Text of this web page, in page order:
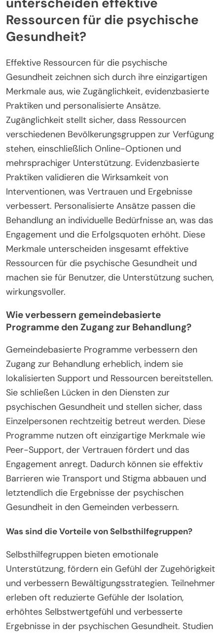
Ressourcen für die psychische
Gesundheit?
Effektive Ressourcen für die psychische
Gesundheit zeichnen sich durch ihre einzigartigen
Merkmale aus, wie Zugänglichkeit, evidenzbasierte
Praktiken und personalisierte Ansätze.
Zugänglichkeit stellt sicher, dass Ressourcen
verschiedenen Bevölkerungsgruppen zur Verfügung
stehen, einschließlich Online-Optionen und
mehrsprachiger Unterstützung. Evidenzbasierte
Praktiken validieren die Wirksamkeit von
Interventionen, was Vertrauen und Ergebnisse
verbessert. Personalisierte Ansätze passen die
Behandlung an individuelle Bedürfnisse an, was das
Engagement und die Erfolgsquoten erhöht. Diese
Merkmale unterscheiden insgesamt effektive
Ressourcen für die psychische Gesundheit und
machen sie für Benutzer, die Unterstützung suchen,
wirkungsvoller.
Wie verbessern gemeindebasierte
Programme den Zugang zur Behandlung?
Gemeindebasierte Programme verbessern den
Zugang zur Behandlung erheblich, indem sie
lokalisierten Support und Ressourcen bereitstellen.
Sie schließen Lücken in den Diensten zur
psychischen Gesundheit und stellen sicher, dass
Einzelpersonen rechtzeitig betreut werden. Diese
Programme nutzen oft einzigartige Merkmale wie
Peer-Support, der Vertrauen fördert und das
Engagement anregt. Dadurch können sie effektiv
Barrieren wie Transport und Stigma abbauen und
letztendlich die Ergebnisse der psychischen
Gesundheit in den Gemeinden verbessern.
Was sind die Vorteile von Selbsthilfegruppen?
Selbsthilfegruppen bieten emotionale
Unterstützung, fördern ein Gefühl der Zugehörigkeit
und verbessern Bewältigungsstrategien. Teilnehmer
erleben oft reduzierte Gefühle der Isolation,
erhöhtes Selbstwertgefühl und verbesserte
Ergebnisse in der psychischen Gesundheit. Studien